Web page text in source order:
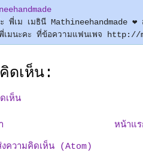
พี่เม เมธินี Mathineehandmade ❤
เมนะคะ ที่ข้อความแฟนเพจ http://
ดเห็น:
เห็น
หน้าแร
งความคิดเห็น (Atom)